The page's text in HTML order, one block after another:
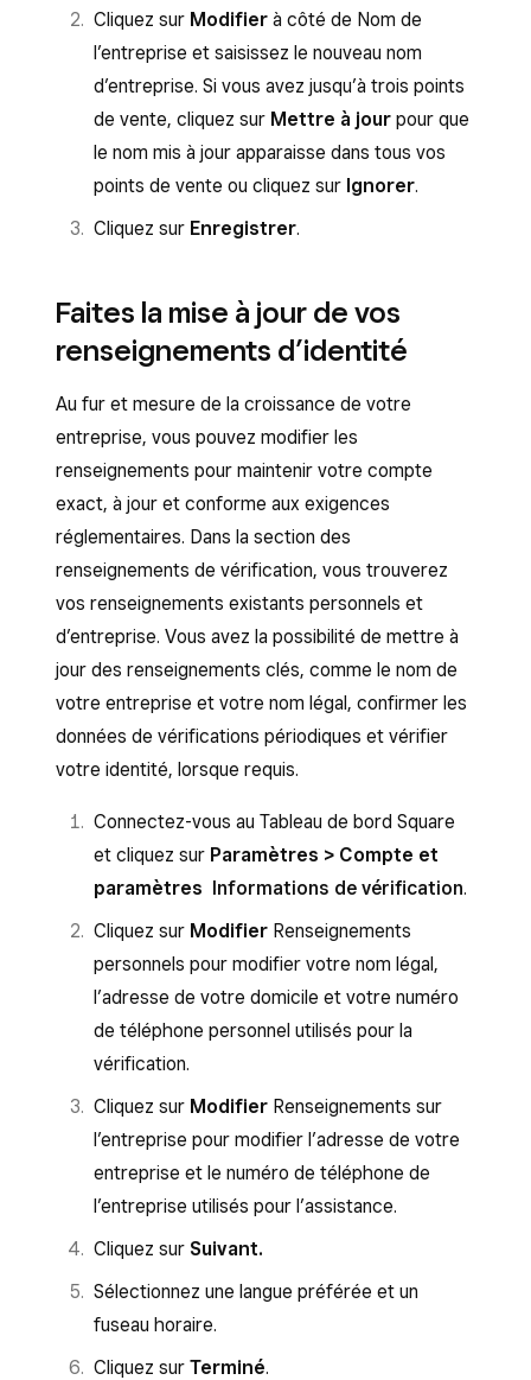
Cliquez sur Modifier à côté de Nom de
l’entreprise et saisissez le nouveau nom
d’entreprise. Si vous avez jusqu’à trois points
de vente, cliquez sur Mettre à jour pour que
le nom mis à jour apparaisse dans tous vos
points de vente ou cliquez sur Ignorer.
Cliquez sur Enregistrer.
Faites la mise à jour de vos
renseignements d’identité
Au fur et mesure de la croissance de votre
entreprise, vous pouvez modifier les
renseignements pour maintenir votre compte
exact, à jour et conforme aux exigences
réglementaires. Dans la section des
renseignements de vérification, vous trouverez
vos renseignements existants personnels et
d’entreprise. Vous avez la possibilité de mettre à
jour des renseignements clés, comme le nom de
votre entreprise et votre nom légal, confirmer les
données de vérifications périodiques et vérifier
votre identité, lorsque requis.
Connectez-vous au Tableau de bord Square
et cliquez sur Paramètres > Compte et
paramètres Informations de vérification.
Cliquez sur Modifier Renseignements
personnels pour modifier votre nom légal,
l’adresse de votre domicile et votre numéro
de téléphone personnel utilisés pour la
vérification.
Cliquez sur Modifier Renseignements sur
l’entreprise pour modifier l’adresse de votre
entreprise et le numéro de téléphone de
l’entreprise utilisés pour l’assistance.
Cliquez sur Suivant.
Sélectionnez une langue préférée et un
fuseau horaire.
Cliquez sur Terminé.